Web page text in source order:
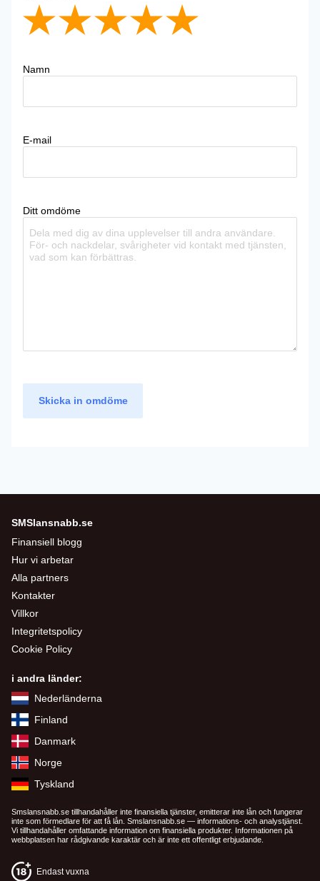
Namn
E-mail
Ditt omdöme
Skicka in omdöme
SMSlansnabb.se
Finansiell blogg
Hur vi arbetar
Alla partners
Kontakter
Villkor
Integritetspolicy
Cookie Policy
i andra länder:
Nederländerna
Finland
Danmark
Norge
Tyskland
Smslansnabb.se tillhandahåller inte finansiella tjänster, emitterar inte lån och fungerar
inte som förmedlare för att få lån. Smslansnabb.se — informations- och analystjänst.
Vi tillhandahåller omfattande information om finansiella produkter. Informationen på
webbplatsen har rådgivande karaktär och är inte ett offentligt erbjudande.
Endast vuxna